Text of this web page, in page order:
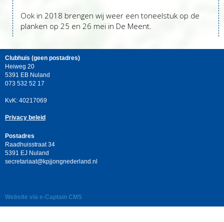
Ook in 2018 brengen wij weer een toneelstuk op de
planken op 25 en 26 mei in De Meent.
Clubhuis (geen postadres)
Heiweg 20
5391 EB Nuland
073 532 52 17
KvK: 40217069
Privacy beleid
Postadres
Raadhuisstraat 34
5391 EJ Nuland
taairaterces@kpjjongnederland.nl
Website via e-Captain CMS